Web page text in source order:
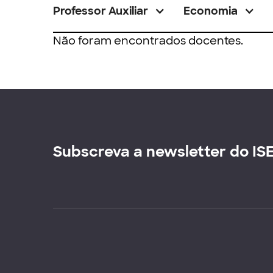
Professor Auxiliar Economia
Não foram encontrados docentes.
Subscreva a newsletter do